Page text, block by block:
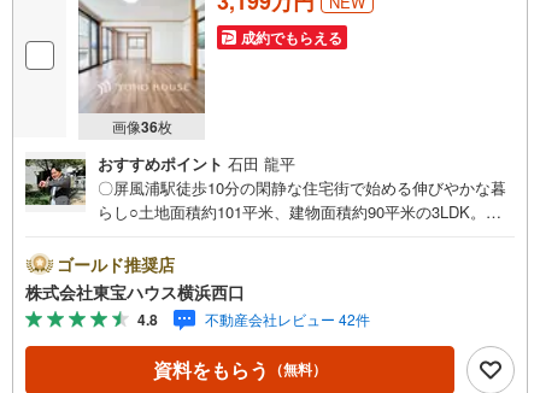
画像36枚
成約でもらえる
おすすめポイント 石田 龍平
〇屏風浦駅徒歩10分の閑静な住宅街で始める伸びやかな暮
らし○土地面積約101平米、建物面積約90平米の3LDK。ご
フトも備え、豊富な収納力も魅力ーーーーYahoo！ 不動産
キャンペーン対象店舗ーーーー当店で物件を成約するとPa
yPayボーナスライトがもらえる「Yahoo！ 不動産 物件ご
成約キャンペーン」の対象になります。「資料をもらう」
「見学予約をする」ボタンからお問い合わせください。※必
ずYahoo！ JAPAN IDでログインしてください。※PayPay
ゴールド推奨店
株式会社東宝ハウス横浜西口
4.8 不動産会社レビュー 42件
資料をもらう （無料）